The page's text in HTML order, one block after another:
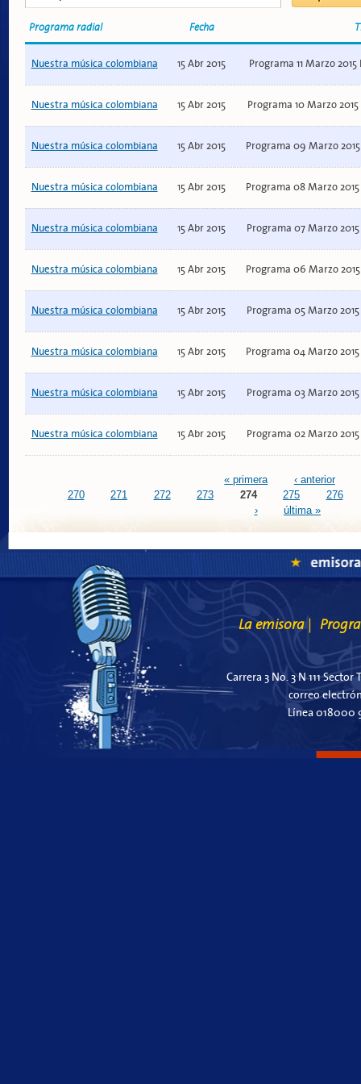
Programa radial Fecha
Nuestra música colombiana 15 Abr 2015 Programa 11 Marzo
Nuestra música colombiana 15 Abr 2015 Programa 10 Marzo
Nuestra música colombiana 15 Abr 2015 Programa 09 Marzo
Nuestra música colombiana 15 Abr 2015 Programa 08 Marzo
Nuestra música colombiana 15 Abr 2015 Programa 07 Marzo
Nuestra música colombiana 15 Abr 2015 Programa 06 Marzo
Nuestra música colombiana 15 Abr 2015 Programa 05 Marzo
Nuestra música colombiana 15 Abr 2015 Programa 04 Marzo
Nuestra música colombiana 15 Abr 2015 Programa 03 Marzo
Nuestra música colombiana 15 Abr 2015 Programa 02 Marzo
Páginas « primera
‹ anterior
270
271 272 273 274 275
276
›
última »
La emisora
Carrera 3 No. 3 N 111
correo
Línea 018000